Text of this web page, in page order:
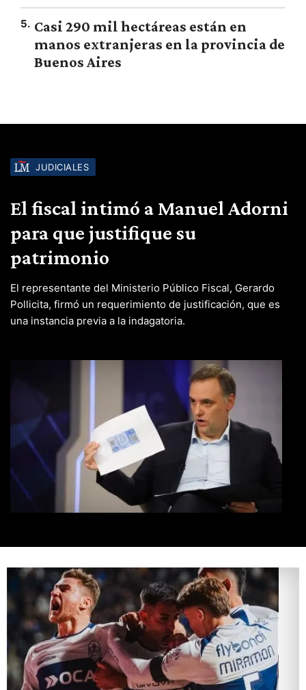
5. Casi 290 mil hectáreas están en
manos extranjeras en la provincia de
Buenos Aires
JUDICIALES
El fiscal intimó a Manuel Adorni
para que justifique su
patrimonio
El representante del Ministerio Público Fiscal, Gerardo
Pollicita, firmó un requerimiento de justificación, que es
una instancia previa a la indagatoria.